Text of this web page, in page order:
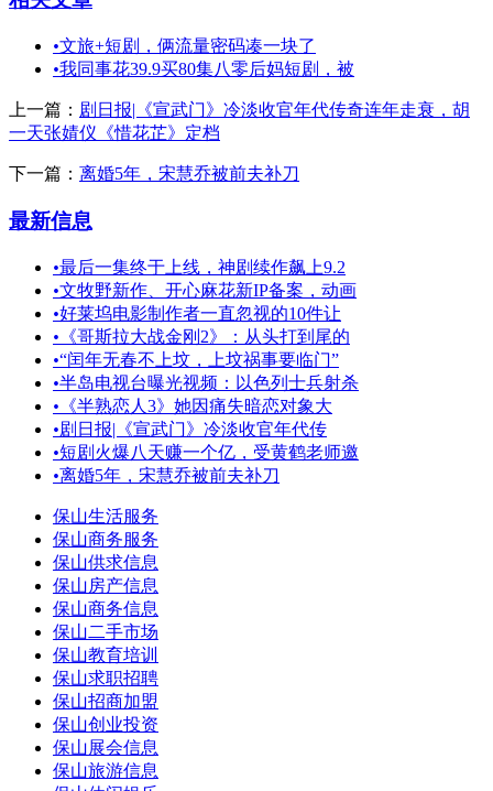
•文旅+短剧，俩流量密码凑一块了
•我同事花39.9买80集八零后妈短剧，被
上一篇： 剧日报|《宣武门》冷淡收官年代传奇连年走衰，胡
一天张婧仪《惜花芷》定档
下一篇： 离婚5年，宋慧乔被前夫补刀
最新信息
•最后一集终于上线，神剧续作飙上9.2
•文牧野新作、开心麻花新IP备案，动画
•好莱坞电影制作者一直忽视的10件让
• 《哥斯拉大战金刚2》：从头打到尾的
•“闰年无春不上坟，上坟祸事要临门”
•半岛电视台曝光视频：以色列士兵射杀
• 《半熟恋人3》她因痛失暗恋对象大
•剧日报|《宣武门》冷淡收官年代传
•短剧火爆八天赚一个亿，受黄鹤老师邀
•离婚5年，宋慧乔被前夫补刀
保山生活服务
保山商务服务
保山供求信息
保山房产信息
保山商务信息
保山二手市场
保山教育培训
保山求职招聘
保山招商加盟
保山创业投资
保山展会信息
保山旅游信息